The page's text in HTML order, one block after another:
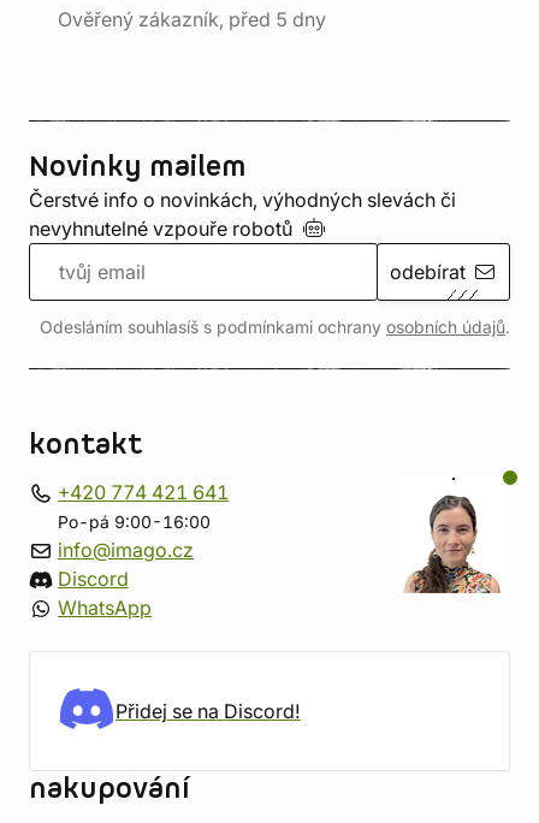
Ověřený zákazník, před 5 dny
Novinky mailem
Čerstvé info o novinkách, výhodných slevách či
nevyhnutelné vzpouře robotů
odebírat
Odesláním souhlasíš s podmínkami ochrany osobních údajů.
kontakt
+420 774 421 641
Po-pá 9:00-16:00
info@imago.cz
Discord
WhatsApp
Přidej se na Discord!
nakupování